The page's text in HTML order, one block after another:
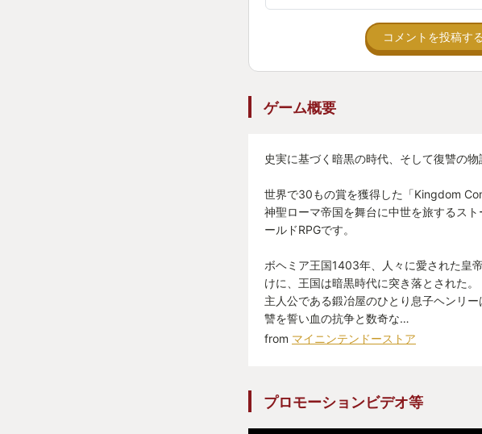
コメントを投稿す
ゲーム概要
史実に基づく暗黒の時代、そして復讐の
世界で30もの賞を獲得した「Kingdom
神聖ローマ帝国を舞台に中世を旅するス
ールドRPGです。
ボヘミア王国1403年、人々に愛された皇
けに、王国は暗黒時代に突き落とされた。
主人公である鍛冶屋のひとり息子ヘンリ
讐を誓い血の抗争と数奇な…
from マイニンテンドーストア
プロモーションビデオ等